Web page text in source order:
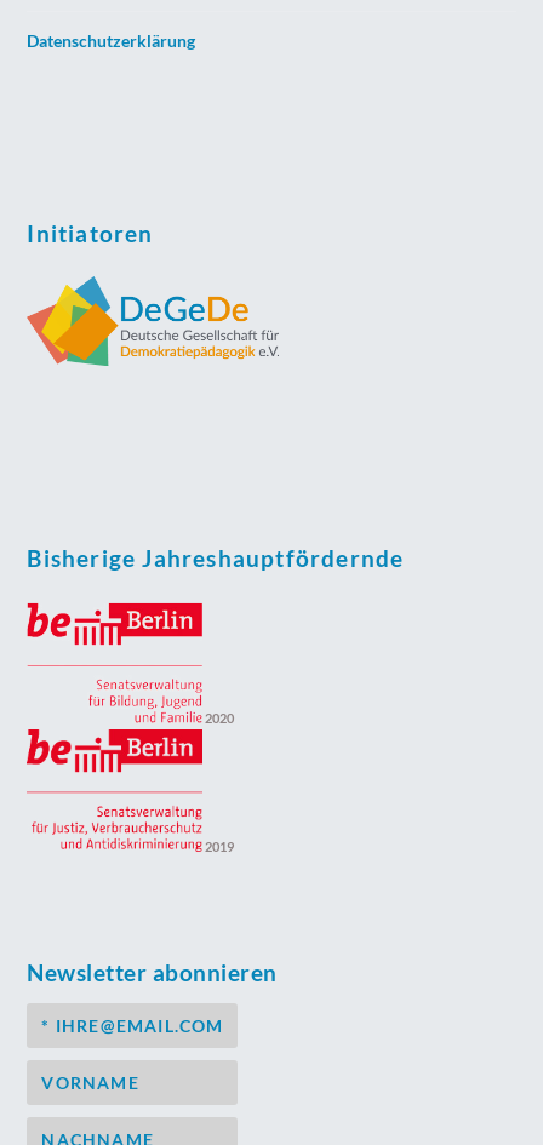
Datenschutzerklärung
Initiatoren
Bisherige Jahreshauptfördernde
2020
2019
Newsletter abonnieren